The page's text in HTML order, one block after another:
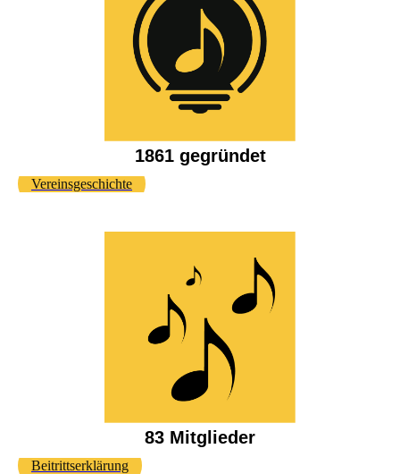
1861 gegründet
Vereinsgeschichte
83 Mitglieder
Beitrittserklärung